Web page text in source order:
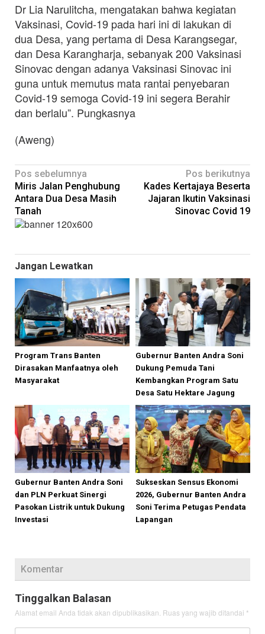
Dr Lia Narulitcha, mengatakan bahwa kegiatan
Vaksinasi, Covid-19 pada hari ini di lakukan di
dua Desa, yang pertama di Desa Karangsegar,
dan Desa Karangharja, sebanyak 200 Vaksinasi
Sinovac dengan adanya Vaksinasi Sinovac ini
guna untuk memutus mata rantai penyebaran
Covid-19 semoga Covid-19 ini segera Berahir
dan berlalu”. Pungkasnya
(Aweng)
Navigasi
pos
Pos sebelumnya
Miris Jalan Penghubung
Antara Dua Desa Masih
Tanah
Pos berikutnya
Kades Kertajaya Beserta
Jajaran Ikutin Vaksinasi
Sinovac Covid 19
Jangan Lewatkan
Program Trans Banten
Dirasakan Manfaatnya oleh
Masyarakat
Gubernur Banten Andra Soni
Dukung Pemuda Tani
Kembangkan Program Satu
Desa Satu Hektare Jagung
Gubernur Banten Andra Soni
dan PLN Perkuat Sinergi
Pasokan Listrik untuk Dukung
Investasi
Sukseskan Sensus Ekonomi
2026, Gubernur Banten Andra
Soni Terima Petugas Pendata
Lapangan
Komentar
Tinggalkan Balasan
Alamat email Anda tidak akan dipublikasikan. Ruas yang wajib ditandai *